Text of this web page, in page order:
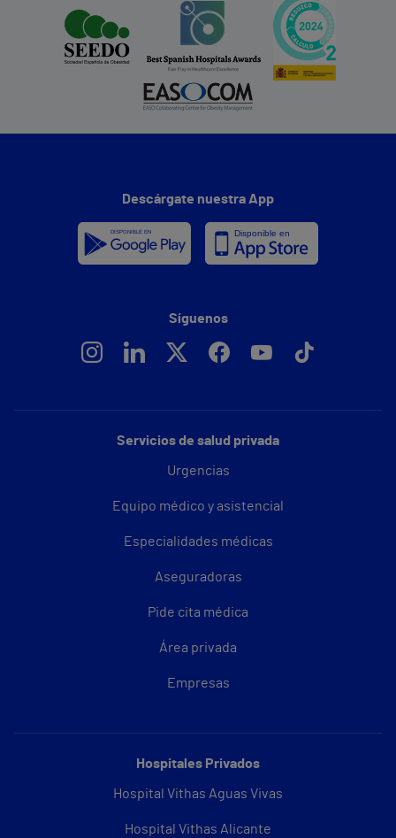
Servicios de salud privada
Urgencias
Equipo médico y asistencial
Especialidades médicas
Aseguradoras
Pide cita médica
Área privada
Empresas
Hospitales Privados
Hospital Vithas Aguas Vivas
Hospital Vithas Alicante
Descárgate nuestra App
Síguenos